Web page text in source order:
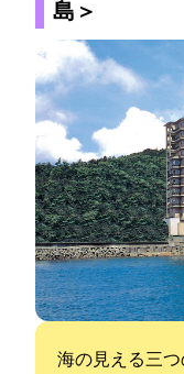
島＞
海の見える三